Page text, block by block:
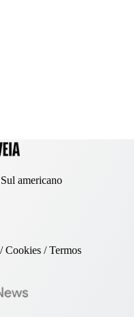
americano
Cookies/Termos